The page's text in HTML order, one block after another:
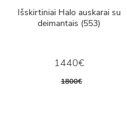
Išskirtiniai Halo auskarai su
deimantais (553)
1440€
1800€